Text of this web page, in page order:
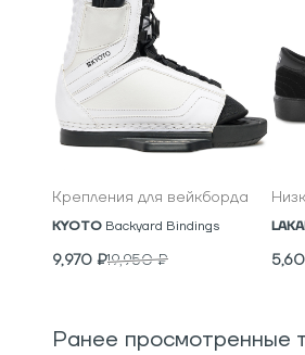
Крепления для вейкборда
KYOTO Backyard Bindings
9,970 ₽19,950₽
Ранее просмотренные